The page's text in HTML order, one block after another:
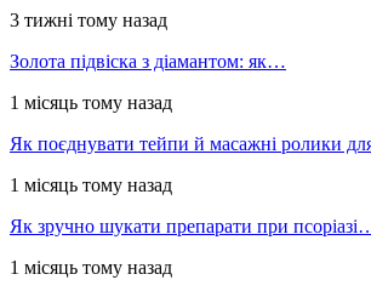
3 тижні тому назад
Золота підвіска з діамантом: як…
1 місяць тому назад
Як поєднувати тейпи й масажні ролики
1 місяць тому назад
Як зручно шукати препарати при
1 місяць тому назад